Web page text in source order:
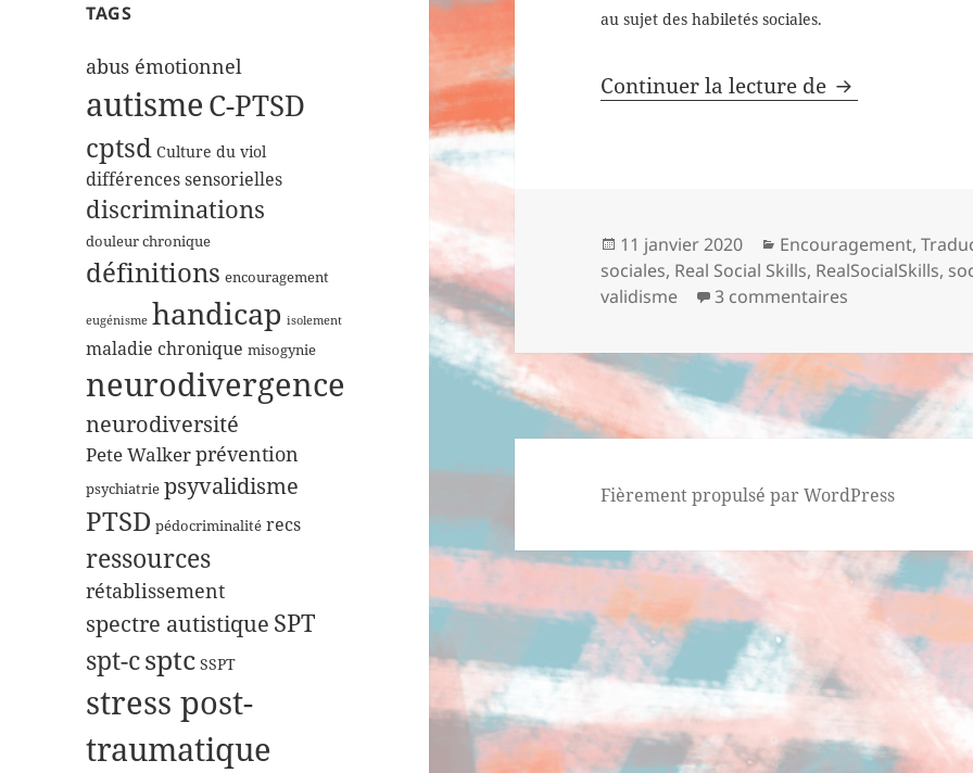
TAGS
abus émotionnel
autismeC-PTSD
cptsd Culture du viol
différences sensorielles
discriminations
douleur chronique
définitions encouragement
eugénisme handicap isolement
maladie chronique misogynie
neurodivergence
neurodiversité
Pete Walkerprévention
psychiatrie psyvalidisme
PTSD pédocriminalité recs
ressources
rétablissement
spectre autistique SPT
spt-csptc SSPT
stress post-
traumatique
au sujet des habiletés sociales.
Continuer la lecture de Prétendre
Publié
le
11 janvier 2020 Catégories
Encouragement,
sociales, Real Social Skills, RealSocialSkills,
validisme
3 commentaires
Fièrement propulsé par WordPress